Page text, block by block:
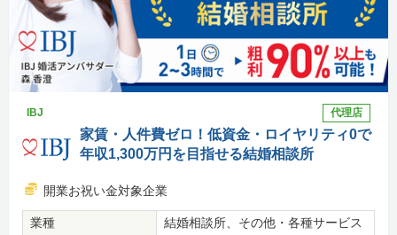
IBJ 代理店
家賃・人件費ゼロ！低資金・ロイヤリティ0で
年収1,300万円を目指せる結婚相談所
開業お祝い金対象企業
業種
結婚相談所、その他・各種サービス